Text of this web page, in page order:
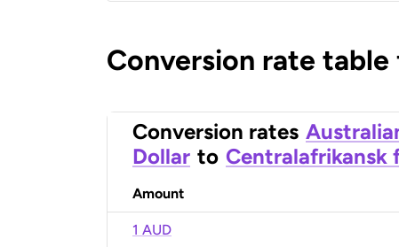
Conversion rate
Conversion rates
Dollar to Centralafrikansk
Amount
1 AUD